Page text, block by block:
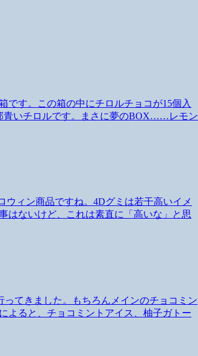
す。この箱の中にチロルチョコが15個入
青いチロルです。まさに夢のBOX……レモン
ィン商品ですね。4Dグミは若干高いイメ
はないけど、これは素直に「高いな」と思
てきました。もちろんメインのチョコミン
よると、チョコミントアイス、柚子ガトー